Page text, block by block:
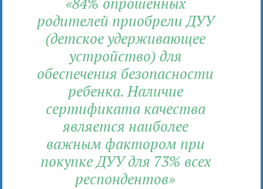
родителей приобрели ДУУ
(детское удерживающее
устройство) для
обеспечения безопасности
ребенка. Наличие
сертификата качества
является наиболее
важным фактором при
покупке ДУУ для 73% всех
респондентов»